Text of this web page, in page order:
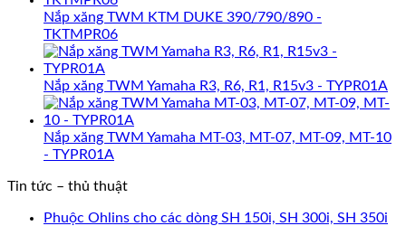
Nắp xăng TWM KTM DUKE 390/790/890 -
TKTMPR06
Nắp xăng TWM Yamaha R3, R6, R1, R15v3 - TYPR01A
Nắp xăng TWM Yamaha MT-03, MT-07, MT-09, MT-10
- TYPR01A
Tin tức – thủ thuật
Phuộc Ohlins cho các dòng SH 150i, SH 300i, SH 350i